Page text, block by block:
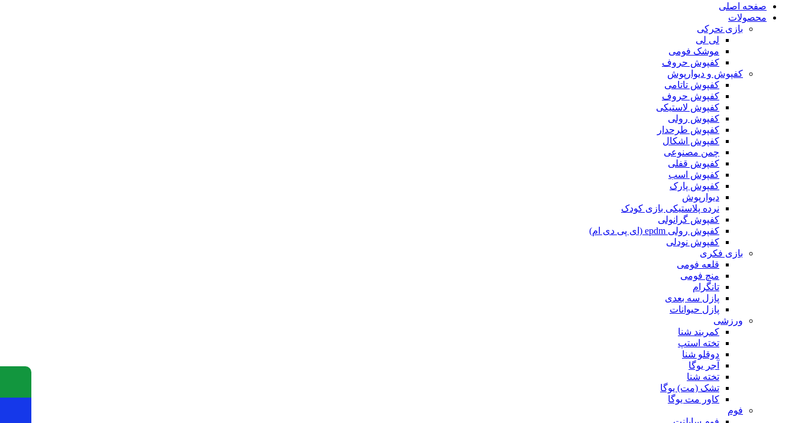
صفحه اصلی
محصولات
بازی تحرکی
لی لی
موشک فومی
کفپوش حروف
کفپوش و دیوارپوش
کفپوش تاتامی
کفپوش حروف
کفپوش لاستیکی
کفپوش رولی
کفپوش طرحدار
کفپوش اشکال
چمن مصنوعی
کفپوش قفلی
کفپوش اسب
کفپوش پارک
دیوارپوش
نرده پلاستیکی بازی کودک
کفپوش گرانولی
کفپوش رولی epdm (ای پی دی ام)
کفپوش نودلی
بازی فکری
قلعه فومی
منچ فومی
تانگرام
پازل سه بعدی
پازل حیوانات
ورزشی
کمربند شنا
تخته استپ
دوقلو شنا
آجر یوگا
تخته شنا
تشک (مت) یوگا
کاور مت یوگا
فوم